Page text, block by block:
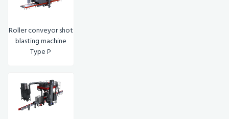
Roller conveyor shot
blasting machine
Type P